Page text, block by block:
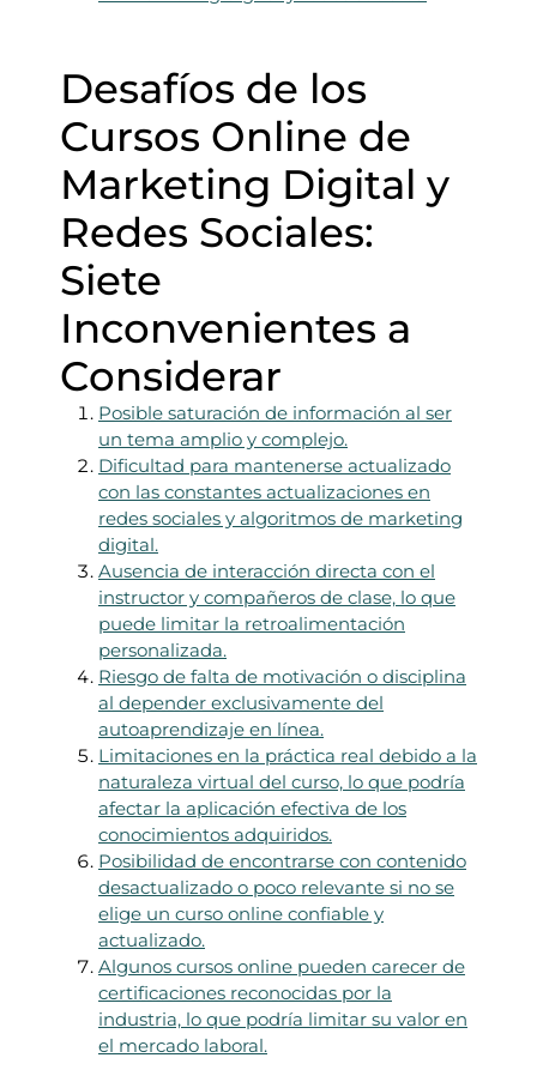
Desafíos de los
Cursos Online de
Marketing Digital y
Redes Sociales:
Siete
Inconvenientes a
Considerar
Posible saturación de información al ser
un tema amplio y complejo.
Dificultad para mantenerse actualizado
con las constantes actualizaciones en
redes sociales y algoritmos de marketing
digital.
Ausencia de interacción directa con el
instructor y compañeros de clase, lo que
puede limitar la retroalimentación
personalizada.
Riesgo de falta de motivación o disciplina
al depender exclusivamente del
autoaprendizaje en línea.
Limitaciones en la práctica real debido a la
naturaleza virtual del curso, lo que podría
afectar la aplicación efectiva de los
conocimientos adquiridos.
Posibilidad de encontrarse con contenido
desactualizado o poco relevante si no se
elige un curso online confiable y
actualizado.
Algunos cursos online pueden carecer de
certificaciones reconocidas por la
industria, lo que podría limitar su valor en
el mercado laboral.